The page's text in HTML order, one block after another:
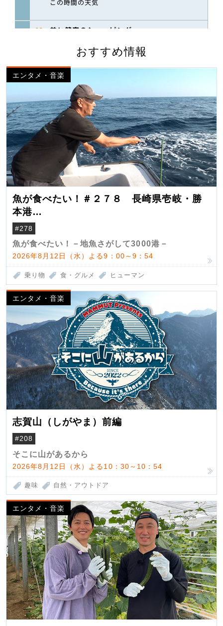
おすすめ情報
エンタメ・音楽
魚が食べたい！＃２７８ 長崎県壱岐・勝
本港
（クロマグロ）
#278
魚が食べたい！－地魚さがして3000港－
2026年8月12日（水）よる9：00～9：54
乗り物 食・グルメ ヒューマン
エンタメ・音楽
志賀山（しがやま）前編
#208
そこに山があるから
2026年8月12日（水）よる10：30～10：54
趣味 自然・アウトドア
エンタメ・音楽